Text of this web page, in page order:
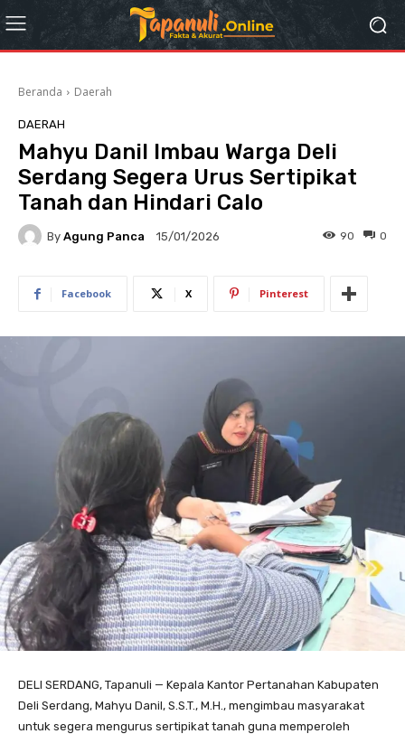
Beranda Daerah
DAERAH
Mahyu Danil Imbau Warga Deli
Serdang Segera Urus Sertipikat
Tanah dan Hindari Calo
By Agung Panca 15/01/2026 0
90
Facebook X Pinterest
DELI SERDANG, Tapanuli — Kepala Kantor Pertanahan Kabupaten
Deli Serdang, Mahyu Danil, S.S.T., M.H., mengimbau masyarakat
untuk segera mengurus sertipikat tanah guna memperoleh